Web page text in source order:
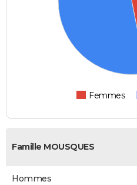
Femmes
Famille MOUSQUES
Hommes